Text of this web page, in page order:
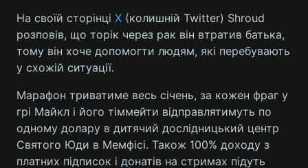
Економіка Світ
Спорт Наука
Зброя Інциденти
Здоров'я Туризм
На своїй сторінці X (колишній Twitter) Shroud
розповів, що торік через рак він втратив батька,
тому він хоче допомогти людям, які перебувають
у схожій ситуації.
Марафон триватиме весь січень, за кожен фраг у
грі Майкл і його тіммейти відправлятимуть по
одному долару в дитячий дослідницький центр
Святого Юди в Мемфісі. Також 100% доходу з
платних підписок і донатів на стримах підуть